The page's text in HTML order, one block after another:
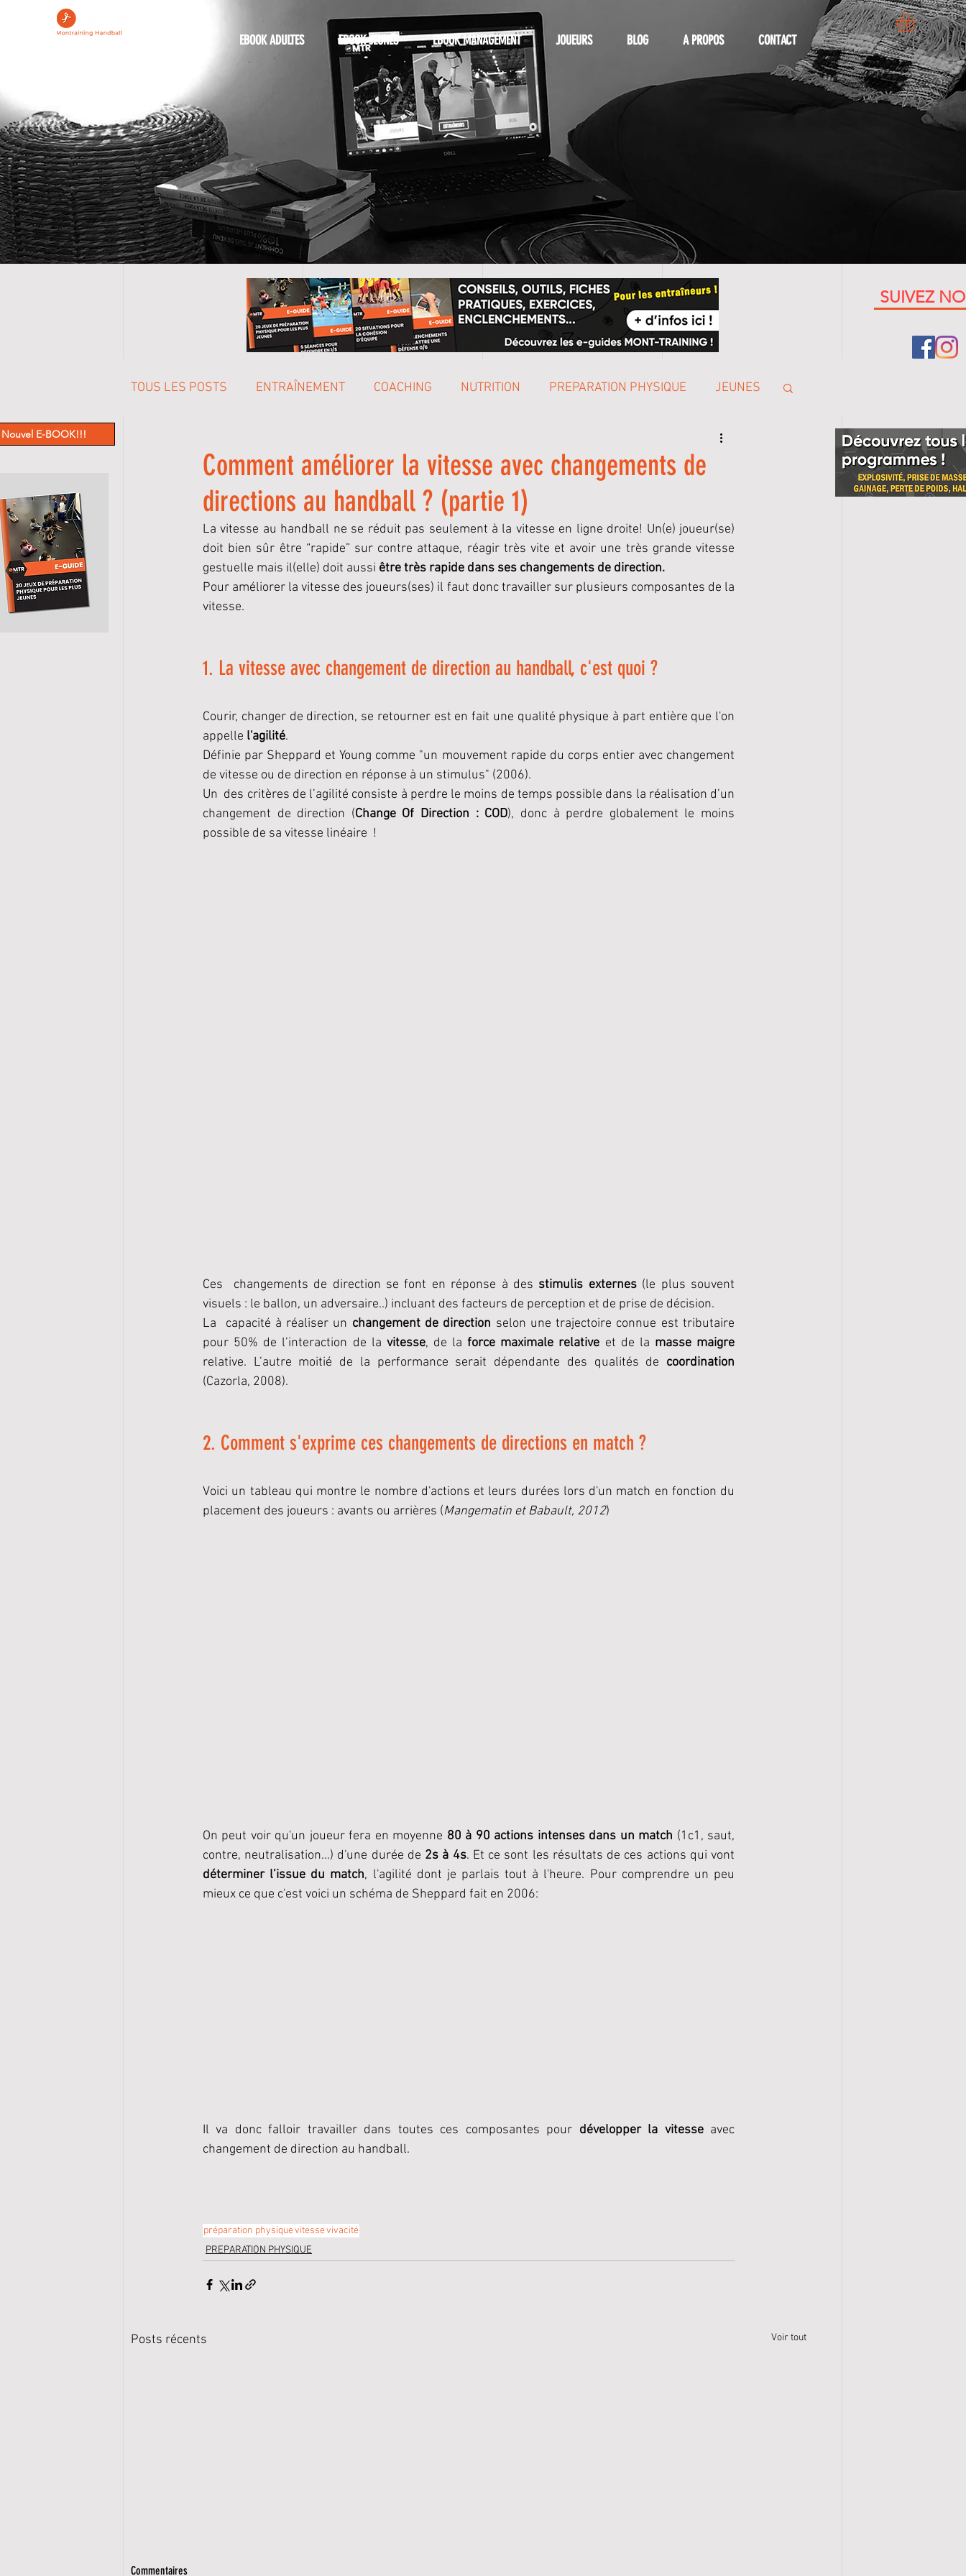
EBOOK ADULTES EBOOK JEUNES EBOOK MANAGEMENT JOUEURS BLOG A PROPOS CONTACT
SUIVEZ
Nouvel E-BOOK!!!
TOUS LES POSTS ENTRAÎNEMENT COACHING NUTRITION PREPARATION PHYSIQUE JEUNES
Comment améliorer la vitesse avec changements de
directions au handball ? (partie 1)
La vitesse au handball ne se réduit pas seulement à la vitesse en ligne droite! Un(e) joueur(se)
doit bien sûr être “rapide” sur contre attaque, réagir très vite et avoir une très grande vitesse
gestuelle mais il(elle) doit aussi être très rapide dans ses changements de direction.
Pour améliorer la vitesse des joueurs(ses) il faut donc travailler sur plusieurs composantes de la
vitesse.
1. La vitesse avec changement de direction au handball, c'est quoi ?
Courir, changer de direction, se retourner est en fait une qualité physique à part entière que l'on
appelle l'agilité.
Définie par Sheppard et Young comme "un mouvement rapide du corps entier avec changement
de vitesse ou de direction en réponse à un stimulus" (2006).
Un  des critères de l’agilité consiste à perdre le moins de temps possible dans la réalisation d’un
changement de direction (Change Of Direction : COD), donc à perdre globalement le moins
possible de sa vitesse linéaire  !
Ces  changements de direction se font en réponse à des stimulis externes (le plus souvent
visuels : le ballon, un adversaire..) incluant des facteurs de perception et de prise de décision.
La  capacité à réaliser un changement de direction selon une trajectoire connue est tributaire
pour 50% de l’interaction de la vitesse, de la force maximale relative et de la masse maigre
relative. L’autre moitié de la performance serait dépendante des qualités de
(Cazorla, 2008).
2. Comment s'exprime ces changements de directions en match ?
Voici un tableau qui montre le nombre d'actions et leurs durées lors d'un match en fonction du
placement des joueurs : avants ou arrières (Mangematin et Babault, 2012)
On peut voir qu'un joueur fera en moyenne 80 à 90 actions intenses dans un match (1c1, saut,
contre, neutralisation...) d'une durée de 2s à 4s
déterminer l’issue du match, l'agilité dont je parlais tout à l'heure. Pour comprendre un peu
mieux ce que c'est voici un schéma de Sheppard fait en 2006:
Il va donc falloir travailler dans toutes ces composantes pour développer la vitesse avec
changement de direction au handball.
préparation physiquevitessevivacité
PREPARATION PHYSIQUE
Posts récents Voir tout
Commentaires